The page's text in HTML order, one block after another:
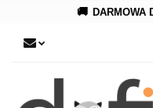
🚚 DARMOWA